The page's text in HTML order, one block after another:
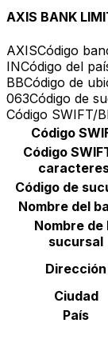
AXIS BANK
AXISCódigo
INCódigo del
BBCódigo de
063Código de
Código SWIFT/
Código
Código
Código de
Nombre del
Nombre de
sucursal
Dirección
Ciudad
País